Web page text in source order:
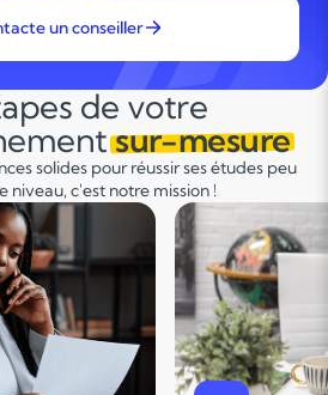
un conseiller
de votre
sur-mesure
solides pour réussir ses études peu
niveau, c'est notre mission !